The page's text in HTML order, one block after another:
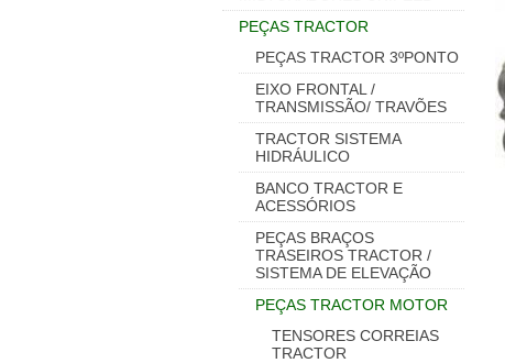
PEÇAS TRACTOR
PEÇAS TRACTOR 3ºPONTO
EIXO FRONTAL /
TRANSMISSÃO/ TRAVÕES
TRACTOR SISTEMA
HIDRÁULICO
BANCO TRACTOR E
ACESSÓRIOS
PEÇAS BRAÇOS
TRASEIROS TRACTOR /
SISTEMA DE ELEVAÇÃO
PEÇAS TRACTOR MOTOR
TENSORES CORREIAS
TRACTOR